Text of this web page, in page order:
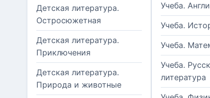
Детская литература.
Остросюжетная
Детская литература.
Приключения
Детская литература.
Природа и животные
Учеба.
Учеба.
Учеба.
Учеба.
литература